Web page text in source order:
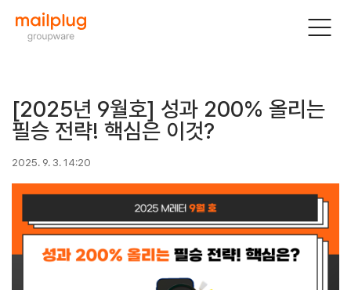
[2025년 9월호] 성과 200% 올리는
필승 전략! 핵심은 이것?
2025. 9. 3. 14:20